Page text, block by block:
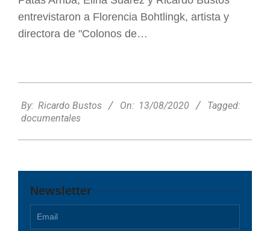
entrevistaron a Florencia Bohtlingk, artista y
directora de "Colonos de…
08-
13
By: Ricardo Bustos On: 13/08/2020
Tagged:
documentales
Newsletter